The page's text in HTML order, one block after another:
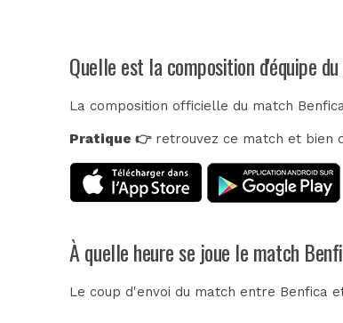
Quelle est la composition d'équipe
La composition officielle du match
Pratique 👉retrouvez ce match et bien
À quelle heure se joue le match
Le coup d'envoi du match entre Benfica